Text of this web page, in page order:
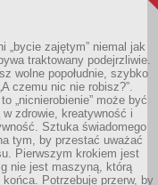
„bycie zajętym” niemal jak
traktowany podejrzliwie.
wolne popołudnie, szybko
czemu nic nie robisz?”.
„nicnierobienie” może być
zdrowie, kreatywność i
Sztuka świadomego
tym, by przestać uważać
Pierwszym krokiem jest
nie jest maszyną, którą
Potrzebuje przerw, by